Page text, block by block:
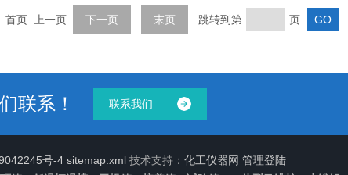
首页 上一页 下一页 末页 跳转到第 页
联系！ 联系我们
号-4 sitemap.xml 技术支持： 化工仪器网 管理登陆